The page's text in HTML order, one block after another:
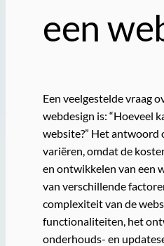
een
Een veelgestelde vraag
webdesign is: “Hoeveel
website?” Het antwoord
variëren, omdat de
en ontwikkelen van een
van verschillende
complexiteit van de
functionaliteiten, het
onderhouds- en